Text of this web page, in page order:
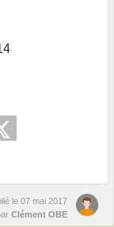
le 07 mai 2017
Clément OBE